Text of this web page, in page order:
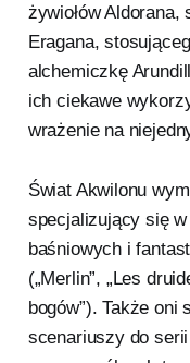
żywiołów
Eragana,
alchemiczkę
ich ciekawe
wrażenie na
Świat Akwilonu
specjalizujący się
baśniowych i
(„Merlin”, „Les
bogów”). Także oni
scenariuszy do